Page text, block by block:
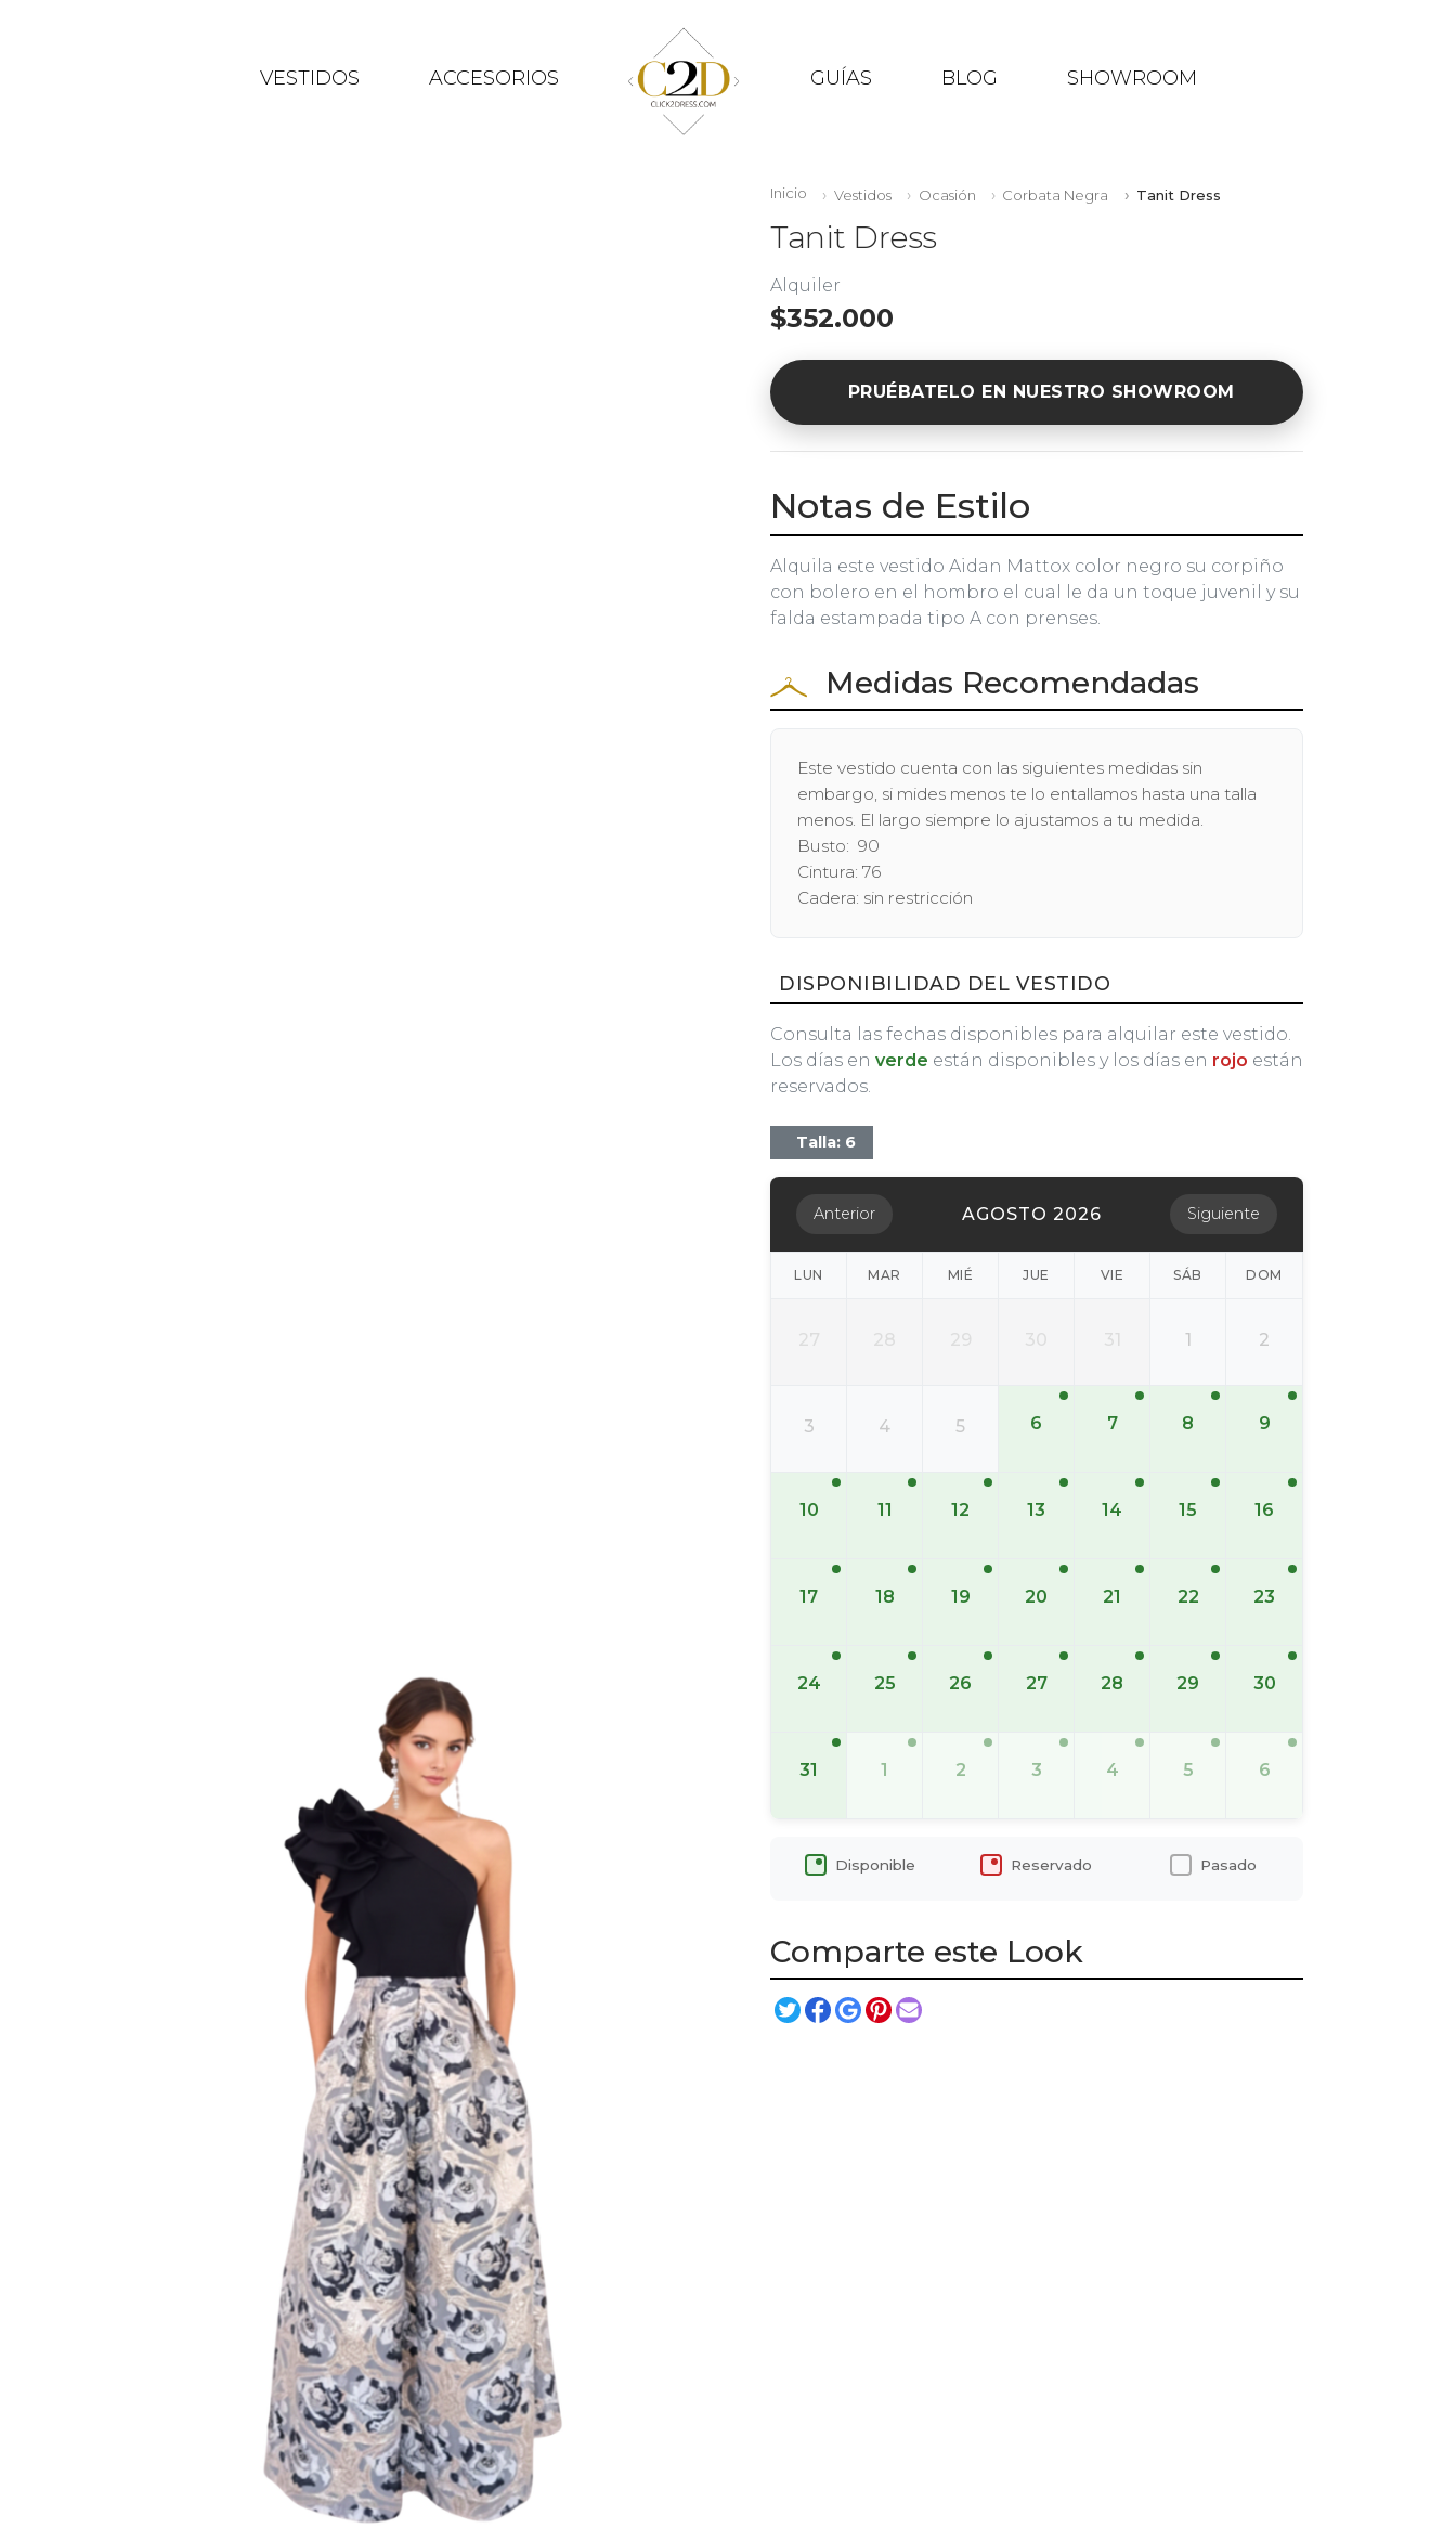
VESTIDOS ACCESORIOS GUÍAS BLOG SHOWROOM
Inicio Vestidos Ocasión Corbata Negra Tanit Dress
Tanit Dress
Alquiler
$352.000
PRUÉBATELO EN NUESTRO SHOWROOM
Notas de Estilo
Alquila este vestido Aidan Mattox color negro su corpiño
con bolero en el hombro el cual le da un toque juvenil y su
falda estampada tipo A con prenses.
Medidas Recomendadas
Este vestido cuenta con las siguientes medidas sin
embargo, si mides menos te lo entallamos hasta una talla
menos. El largo siempre lo ajustamos a tu medida.
Busto: 90
Cintura: 76
Cadera: sin restricción
DISPONIBILIDAD DEL VESTIDO
Consulta las fechas disponibles para alquilar este vestido.
Los días en verde están disponibles y los días en rojo están
reservados.
Talla: 6
Anterior AGOSTO 2026 Siguiente
LUN MAR MIÉ JUE VIE SÁB DOM
27 28 29 30 31 1 2
3 4 5 6 7 8 9
10 11 12 13 14 15 16
17 18 19 20 21 22 23
24 25 26 27 28 29 30
31 1 2 3 4 5 6
Disponible Reservado Pasado
Comparte este Look